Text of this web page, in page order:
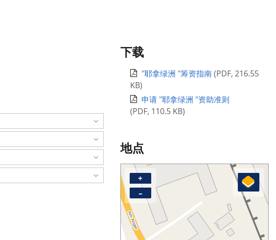
下载
"耶拿绿洲 "筹资指南(PDF, 216.55
KB)
申请 "耶拿绿洲 "资助准则
(PDF, 110.5 KB)
地点
+
–